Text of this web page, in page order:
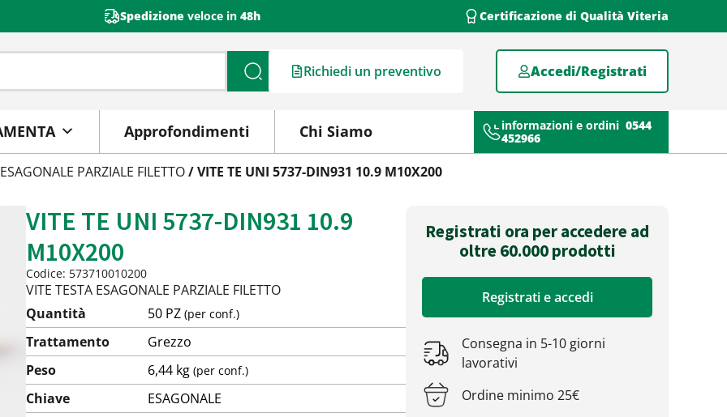
Spedizione veloce in 48h Certificazione di Qualità Viteria
Cerca Richiedi un preventivo Accedi/Registrati
Approfondimenti Chi Siamo informazioni e ordini 0544
452966
PARZIALE FILETTO/ VITE TE UNI 5737-DIN931 10.9 M10X200
VITE TE UNI 5737-DIN931 10.9
M10X200
Codice: 573710010200
VITE TESTA ESAGONALE PARZIALE FILETTO
Quantità
50 PZ (per conf.)
Trattamento
Grezzo
Peso
6,44 kg (per conf.)
Chiave
ESAGONALE
Registrati ora per accedere ad
oltre 60.000 prodotti
Registrati e accedi
Consegna in 5-10 giorni
lavorativi
Ordine minimo 25€